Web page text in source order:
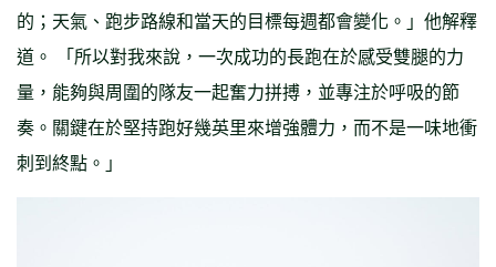
的；天氣、跑步路線和當天的目標每週都會變化。」他解釋
道。 「所以對我來說，一次成功的長跑在於感受雙腿的力
量，能夠與周圍的隊友一起奮力拼搏，並專注於呼吸的節
奏。關鍵在於堅持跑好幾英里來增強體力，而不是一味地衝
刺到終點。」